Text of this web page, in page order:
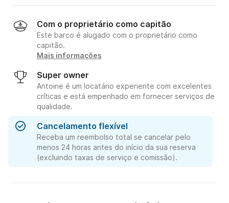
Com o proprietário como capitão
Este barco é alugado com o proprietário como
capitão.
Mais informações
Super owner
Antoine é um locatário experiente com excelentes
críticas e está empenhado em fornecer serviços de
qualidade.
Cancelamento flexível
Receba um reembolso total se cancelar pelo
menos 24 horas antes do início da sua reserva
(excluindo taxas de serviço e comissão).